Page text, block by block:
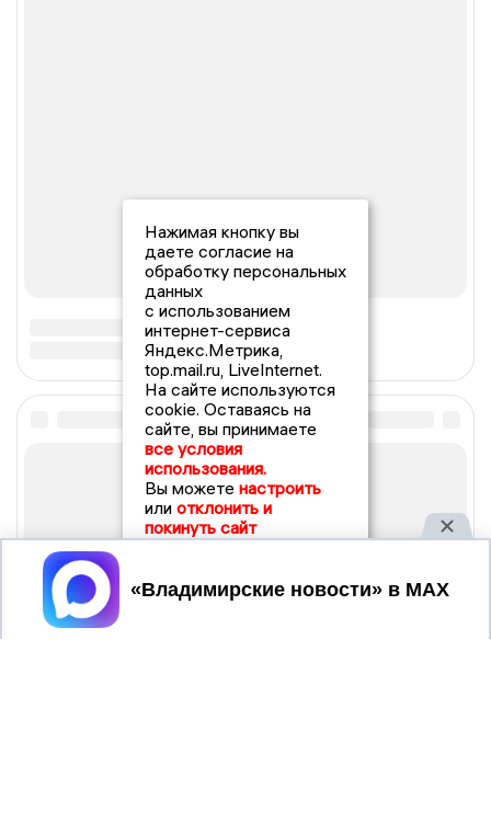
Нажимая кнопку вы
даете согласие на
обработку персональных
данных
с использованием
интернет-сервиса
Яндекс.Метрика,
top.mail.ru, LiveInternet.
На сайте используются
cookie. Оставаясь на
сайте, вы принимаете
все условия
использования.
Вы можете настроить
или отклонить и
покинуть сайт
Принять